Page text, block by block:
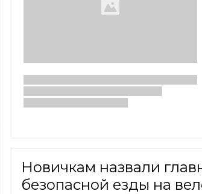
Новичкам назвали
безопасной езды на